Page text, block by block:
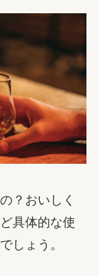
？おいしく
具体的な使
しょう。